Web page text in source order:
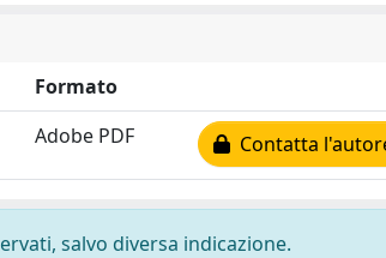
Formato
Adobe PDF Contatta
salvo diversa indicazione.